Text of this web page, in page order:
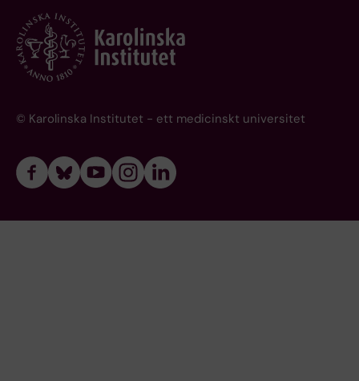
© Karolinska Institutet - ett medicinskt universitet